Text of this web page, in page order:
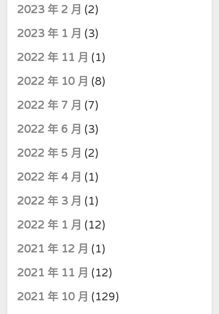
2023 年 2 月 (2)
2023 年 1 月 (3)
2022 年 11 月 (1)
2022 年 10 月 (8)
2022 年 7 月 (7)
2022 年 6 月 (3)
2022 年 5 月 (2)
2022 年 4 月 (1)
2022 年 3 月 (1)
2022 年 1 月 (12)
2021 年 12 月 (1)
2021 年 11 月 (12)
2021 年 10 月 (129)